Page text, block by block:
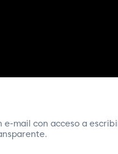
mail con acceso a